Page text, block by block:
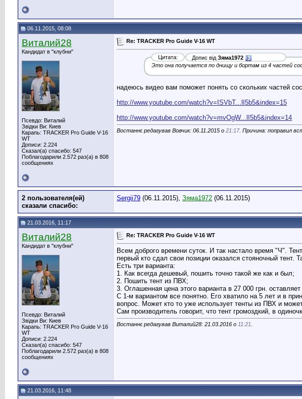
06.11.2015, 08:08
Виталий28
Кандидат в "клубни"
Псевдо: Виталий
Звідки Ви: Киев
Карапь: TRACKER Pro Guide V-16
WT
Дописи: 2.224
Сказал(а) спасибо: 547
Поблагодарили 2.572 раз(а) в 808
сообщениях
Re: TRACKER Pro Guide V-16 WT
Цитата: Допис від Зяма1972
Это она получается по днищу и бортам из 4 частей
надеюсь видео вам поможет понять со скольких частей
http://www.youtube.com/watch?v=ISVbT...lI5b5&index=15
http://www.youtube.com/watch?v=mvOgW...lI5b5&index=14
Востаннє редагував Вовчик: 06.11.2015 о 21:17. Причина: поправил
2 пользователя(ей)
сказали cпасибо:
Sergii79 (06.11.2015), Зяма1972 (06.11.2015)
21.03.2016, 11:17
Виталий28
Кандидат в "клубни"
Псевдо: Виталий
Звідки Ви: Киев
Карапь: TRACKER Pro Guide V-16
WT
Дописи: 2.224
Сказал(а) спасибо: 547
Поблагодарили 2.572 раз(а) в 808
сообщениях
Re: TRACKER Pro Guide V-16 WT
Всем доброго времени суток. И так настало время "Ч".
первый кто сдал свои позиции оказался стояночный тент.
Есть три варианта:
1. Как всегда дешевый, пошить точно такой же как и был;
2. Пошить тент из ПВХ;
3. Оглашенная цена этого варианта в 27 000 грн.
С 1-м вариантом все понятно. Его хватило на 5 лет и в
вопрос. Может кто то уже использует тенты из ПВХ и
Сам производитель говорит, что тент громоздкий, в
Востаннє редагував Виталий28: 21.03.2016 о 11:21
21.03.2016, 11:48